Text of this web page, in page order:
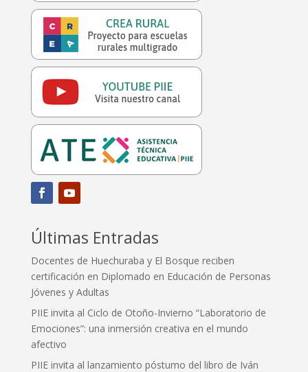
Últimas Entradas
Docentes de Huechuraba y El Bosque reciben
certificación en Diplomado en Educación de Personas
Jóvenes y Adultas
PIIE invita al Ciclo de Otoño-Invierno “Laboratorio de
Emociones”: una inmersión creativa en el mundo
afectivo
PIIE invita al lanzamiento póstumo del libro de Iván